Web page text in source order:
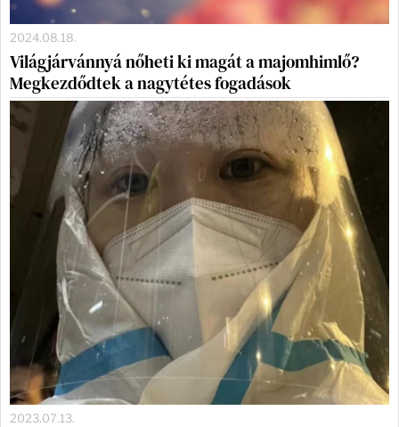
2024.08.18.
Világjárvánnyá nőheti ki magát a majomhimlő?
Megkezdődtek a nagytétes fogadások
2023.07.13.